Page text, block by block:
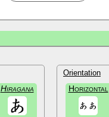
Hiragana
Orientation
Horizontal